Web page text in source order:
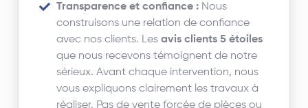
Transparence et confiance : Nous
construisons une relation de confiance
avec nos clients. Lesavis clients 5 étoiles
que nous recevons témoignent de notre
sérieux. Avant chaque intervention, nous
vous expliquons clairement les travaux à
réaliser. Pas de vente forcée de pièces ou